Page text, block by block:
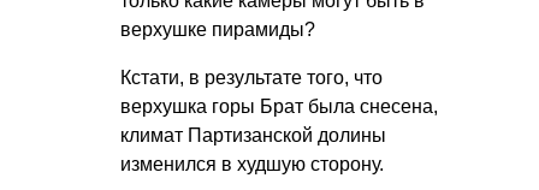
верхушке пирамиды?
Кстати, в результате того, что
верхушка горы Брат была снесена,
климат Партизанской долины
изменился в худшую сторону.